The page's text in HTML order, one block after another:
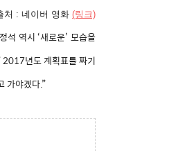
처 : 네이버 영화 (링크)
석 역시 ‘새로운’ 모습을
2017년도 계획표를 짜기
가야겠다.”